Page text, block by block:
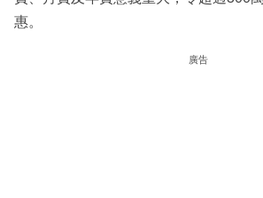
惠。
廣告